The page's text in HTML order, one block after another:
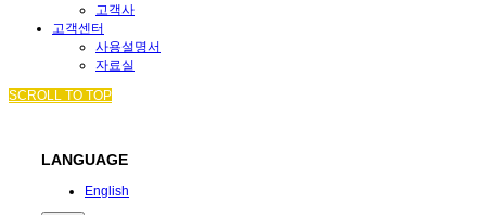
고객사
고객센터
사용설명서
자료실
SCROLL TO TOP
LANGUAGE
English